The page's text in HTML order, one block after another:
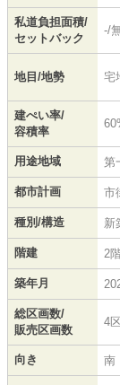
私道負担面積/
セットバック
-/
地目/地勢 宅
建ぺい率/
容積率
用途地域 第
都市計画 市
種別/構造 新
階建 2
築年月
総区画数/
販売区画数
4
向き 南